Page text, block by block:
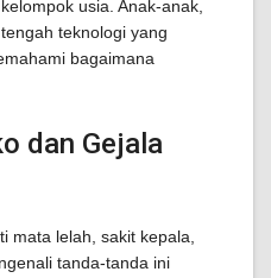
usia. Anak-anak,
teknologi yang
bagaimana
dan Gejala
mata lelah, sakit kepala,
tanda-tanda ini